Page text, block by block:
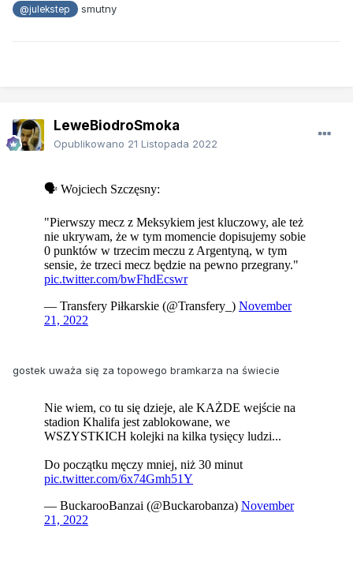
@julekstep smutny
LeweBiodroSmoka
Opublikowano 21 Listopada 2022
gostek uważa się za topowego bramkarza na świecie